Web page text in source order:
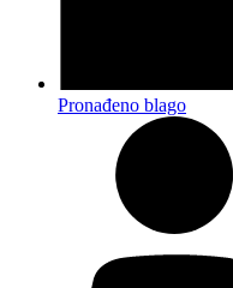
Pronađeno blago